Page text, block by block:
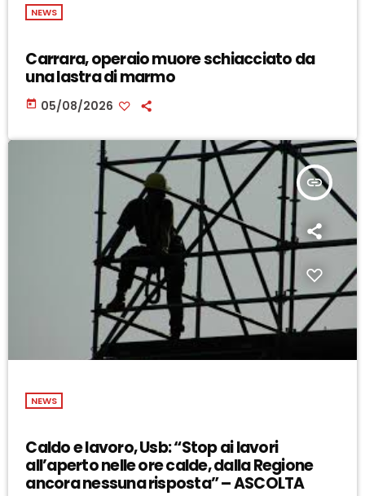
NEWS
Carrara, operaio muore schiacciato da
una lastra di marmo
today 05/08/2026
insert_link
NEWS
Caldo e lavoro, Usb: “Stop ai lavori
all’aperto nelle ore calde, dalla Regione
ancora nessuna risposta” – ASCOLTA